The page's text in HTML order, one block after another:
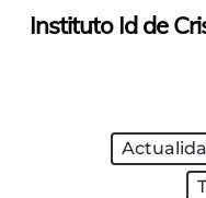
SkipInstituto Id de